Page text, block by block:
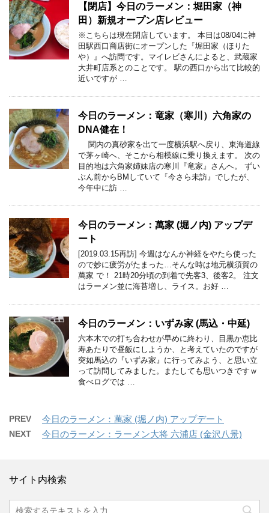
【閉店】今日のラーメン：堀田家（神
田）新規オープン店レビュー
※こちらは現在閉店しています。 本日は08/04に神
田駅西口商店街にオープンした『堀田家（ほりた
や）』へ訪問です。マイレビさんによると、武蔵家
大井町店系とのことです。 駅の西口から出て比較的
近いですが …
今日のラーメン：竜家（寒川）六角家の
DNA健在！
関内の真砂家を出て一度横浜駅へ戻り、東海道線
で茅ヶ崎へ、そこから相模線に乗り換えます。 次の
目的地は六角家姉妹店の寒川『竜家』さんへ。 ずい
ぶん前からBMしていて『今さら未訪』でしたが、
今年中に訪 …
今日のラーメン：萬家 (堀ノ内) アップデ
ート
[2019.03.15再訪] 今週はなんか神経をやたら使った
ので妙に疲労がたまった…そんな時は地元横須賀の
萬家 で！ 21時20分頃の到着で先客3、後客2。 注文
はラーメン並に海苔増し、ライス。お好 …
今日のラーメン：いずみ家 (馬込・中延)
六本木での打ち合わせが早めに終わり、目黒か恵比
寿あたりで昼飯にしようか、と考えていたのですが
突如馬込の『いずみ家』に行ってみよう、と思い立
って訪問してみました。またしても思いつきですｗ
食べログでは …
PREV 今日のラーメン：萬家 (堀ノ内) アップデート
NEXT 今日のラーメン：ラーメン大将 六浦店 (金沢八景)
サイト内検索